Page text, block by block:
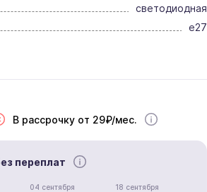
светодиодная
e27
В рассрочку от 29₽/мес.
переплат
04 сентября 18 сентября